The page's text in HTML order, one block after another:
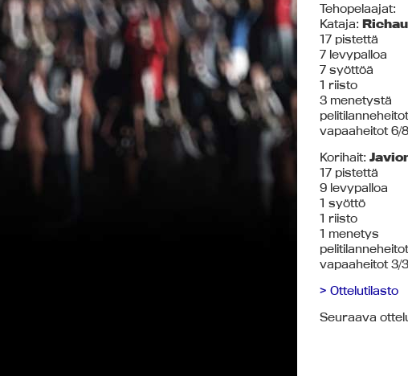
Tehopelaajat:
Kataja:
17 pistettä
7 levypalloa
7 syöttöä
1 riisto
3 menetystä
vapaaheitot 6/8
Korihait:
17 pistettä
9 levypalloa
1 syöttö
1 riisto
1 menetys
vapaaheitot 3/3
> Ottelutilasto
Seuraava